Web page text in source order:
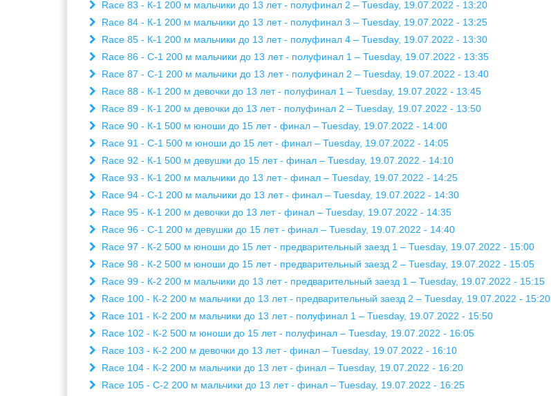
Race 83 - К-1 200 м мальчики до 13 лет - полуфинал 2 – Tuesday, 19.07.2022 - 13:20
Race 84 - К-1 200 м мальчики до 13 лет - полуфинал 3 – Tuesday, 19.07.2022 - 13:25
Race 85 - К-1 200 м мальчики до 13 лет - полуфинал 4 – Tuesday, 19.07.2022 - 13:30
Race 86 - С-1 200 м мальчики до 13 лет - полуфинал 1 – Tuesday, 19.07.2022 - 13:35
Race 87 - С-1 200 м мальчики до 13 лет - полуфинал 2 – Tuesday, 19.07.2022 - 13:40
Race 88 - К-1 200 м девочки до 13 лет - полуфинал 1 – Tuesday, 19.07.2022 - 13:45
Race 89 - К-1 200 м девочки до 13 лет - полуфинал 2 – Tuesday, 19.07.2022 - 13:50
Race 90 - К-1 500 м юноши до 15 лет - финал – Tuesday, 19.07.2022 - 14:00
Race 91 - С-1 500 м юноши до 15 лет - финал – Tuesday, 19.07.2022 - 14:05
Race 92 - К-1 500 м девушки до 15 лет - финал – Tuesday, 19.07.2022 - 14:10
Race 93 - К-1 200 м мальчики до 13 лет - финал – Tuesday, 19.07.2022 - 14:25
Race 94 - С-1 200 м мальчики до 13 лет - финал – Tuesday, 19.07.2022 - 14:30
Race 95 - К-1 200 м девочки до 13 лет - финал – Tuesday, 19.07.2022 - 14:35
Race 96 - С-1 200 м девушки до 15 лет - финал – Tuesday, 19.07.2022 - 14:40
Race 97 - К-2 500 м юноши до 15 лет - предварительный заезд 1 – Tuesday, 19.07.2022 - 15:00
Race 98 - К-2 500 м юноши до 15 лет - предварительный заезд 2 – Tuesday, 19.07.2022 - 15:05
Race 99 - К-2 200 м мальчики до 13 лет - предварительный заезд 1 – Tuesday, 19.07.2022 - 15:15
Race 100 - К-2 200 м мальчики до 13 лет - предварительный заезд 2 – Tuesday, 19.07.2022 - 15:20
Race 101 - К-2 200 м мальчики до 13 лет - полуфинал 1 – Tuesday, 19.07.2022 - 15:50
Race 102 - К-2 500 м юноши до 15 лет - полуфинал – Tuesday, 19.07.2022 - 16:05
Race 103 - К-2 200 м девочки до 13 лет - финал – Tuesday, 19.07.2022 - 16:10
Race 104 - К-2 200 м мальчики до 13 лет - финал – Tuesday, 19.07.2022 - 16:20
Race 105 - С-2 200 м мальчики до 13 лет - финал – Tuesday, 19.07.2022 - 16:25